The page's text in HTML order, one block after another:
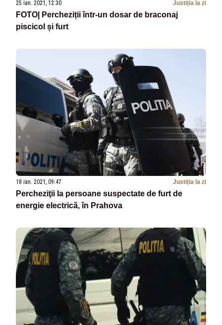
25 ian. 2021, 12:30 Justiția la zi
FOTO| Percheziții într-un dosar de braconaj
piscicol și furt
18 ian. 2021, 09:47 Justiția la zi
Percheziţii la persoane suspectate de furt de
energie electrică, în Prahova